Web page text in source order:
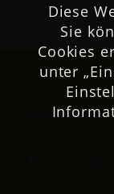
Netzwerk
Diese
Sie
Cookies
unter